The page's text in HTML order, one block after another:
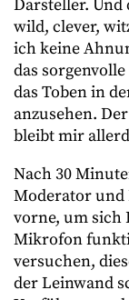
Darsteller. Und
wild, clever,
ich keine
das
das Toben in
anzusehen.
bleibt mir
Nach 30
Moderator und
vorne, um sich
Mikrofon
versuchen,
der Leinwand